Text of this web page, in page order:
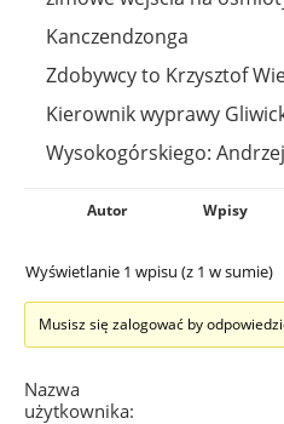
Kanczendzonga
Zdobywcy to Krzysztof
Kierownik wyprawy
Wysokogórskiego:
Autor Wpisy
Wyświetlanie 1 wpisu (z 1 w sumie)
Musisz się zalogować by
Nazwa
użytkownika: